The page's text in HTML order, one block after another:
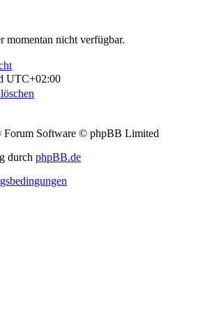
momentan nicht verfügbar.
UTC+02:00
Software © phpBB Limited
durch phpBB.de